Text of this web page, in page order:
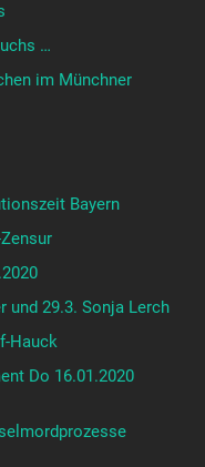
…
im Münchner
Bayern
und 29.3. Sonja Lerch
Hauck
Do 16.01.2020